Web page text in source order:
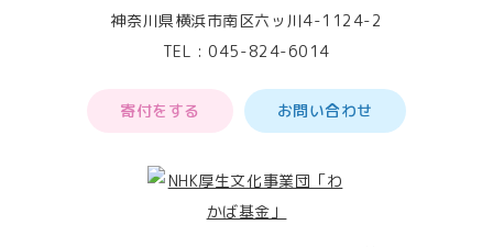
神奈川県横浜市南区六ッ川4-1124-2
TEL :045-824-6014
寄付をする お問い合わせ